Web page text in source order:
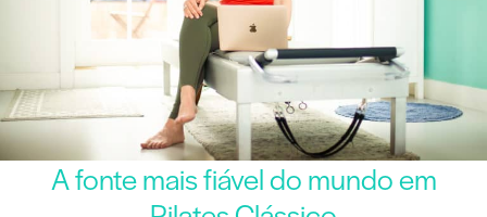
A fonte mais fiável do mundo em